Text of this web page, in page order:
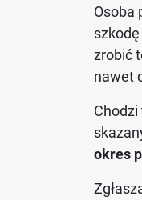
Osoba
zrobić
nawet
okres